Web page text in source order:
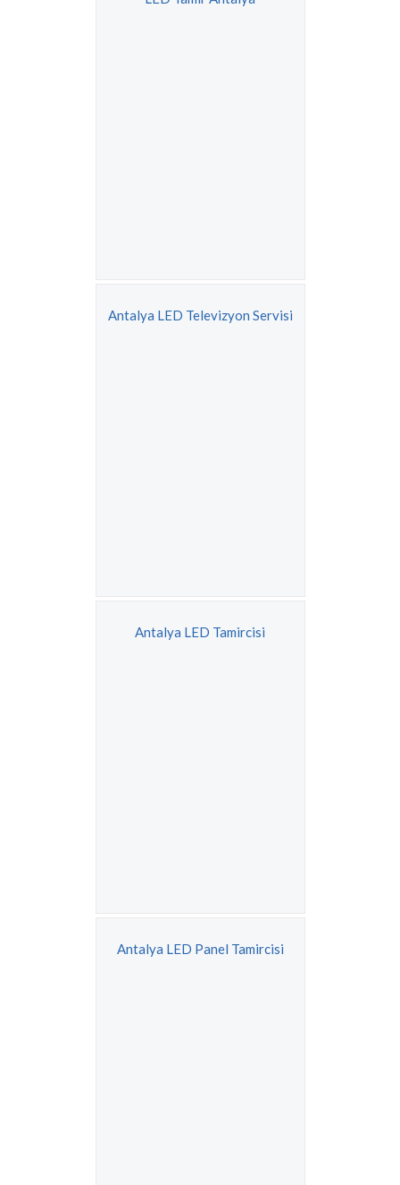
Antalya LED Televizyon Servisi
Antalya LED Tamircisi
Antalya LED Panel Tamircisi